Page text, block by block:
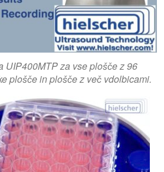
UIP400MTP za vse plošče z 96
plošče in plošče z več vdolbicami.